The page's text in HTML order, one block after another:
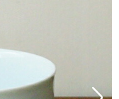
閉じる